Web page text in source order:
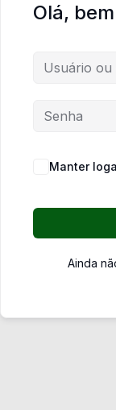
Olá,
Manter
Ainda